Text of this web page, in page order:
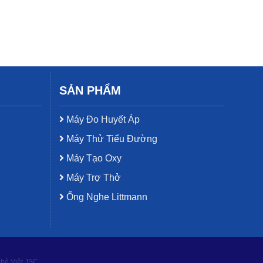
SẢN PHẨM
Máy Đo Huyết Áp
Máy Thử Tiểu Đường
Máy Tạo Oxy
Máy Trợ Thở
Ống Nghe Littmann